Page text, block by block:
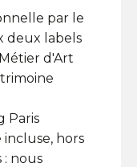
par le
deux labels
d'Art
Paris
incluse, hors
nous